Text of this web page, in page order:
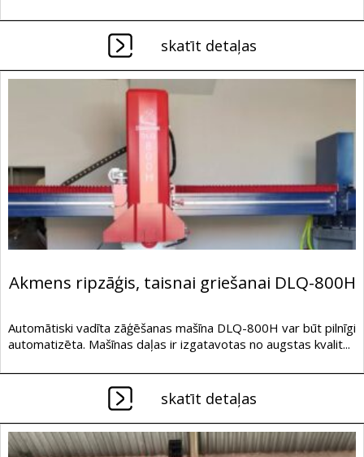
skatīt detaļas
Akmens ripzāģis, taisnai griešanai DLQ-800H
Automātiski vadīta zāģēšanas mašīna DLQ-800H var būt pilnīgi
automatizēta. Mašīnas daļas ir izgatavotas no augstas kvalit...
skatīt detaļas